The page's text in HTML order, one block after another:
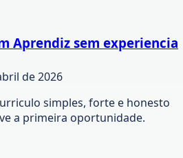
Aprendiz sem experiencia
de 2026
simples, forte e honesto
a primeira oportunidade.